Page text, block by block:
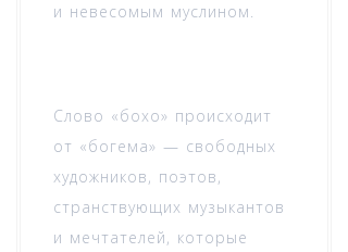
и невесомым муслином.
Слово «бохо» происходит
от «богема» — свободных
художников, поэтов,
странствующих музыкантов
и мечтателей, которые